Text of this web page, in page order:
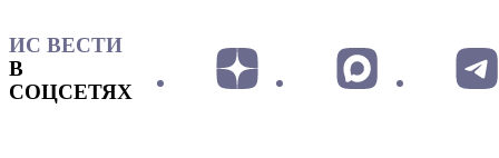
ИС ВЕСТИ
В
СОЦСЕТЯХ